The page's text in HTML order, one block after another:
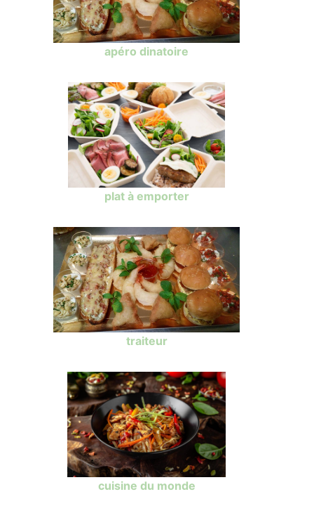
apéro dinatoire
plat à emporter
traiteur
cuisine du monde